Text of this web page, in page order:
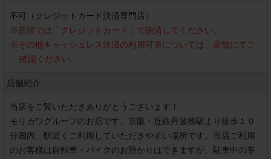
不可（クレジットカード決済専門店）
※ 店頭では「クレジットカード」で決済してください。
※その他キャッシュレス決済の利用可否については、店舗にてご
確認ください。
店舗紹介
当店をご覧いただきありがとうございます！
モリカワグループのお店です。京阪・近鉄丹波橋駅より徒歩１０
分圏内、駅近くご利用していただきやすい場所です。当店ご利用
のお客様は自転車・バイクのお預かりはできますが、駐車中の事